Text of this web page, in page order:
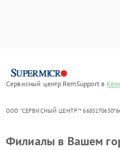
Сервисный центр RemSupport в
ООО "СЕРВИСНЫЙ ЦЕНТР"*
Филиалы в Вашем